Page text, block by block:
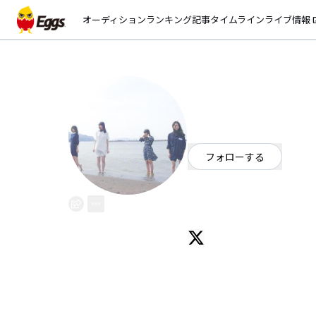
オーディションランキング記事タイムラインライブ情報
フォローする